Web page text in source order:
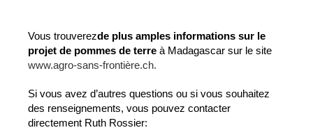
Vous trouverezde plus amples informations sur le
projet de pommes de terre à Madagascar sur le site
www.agro-sans-frontière.ch.
Si vous avez d’autres questions ou si vous souhaitez
des renseignements, vous pouvez contacter
directement Ruth Rossier: